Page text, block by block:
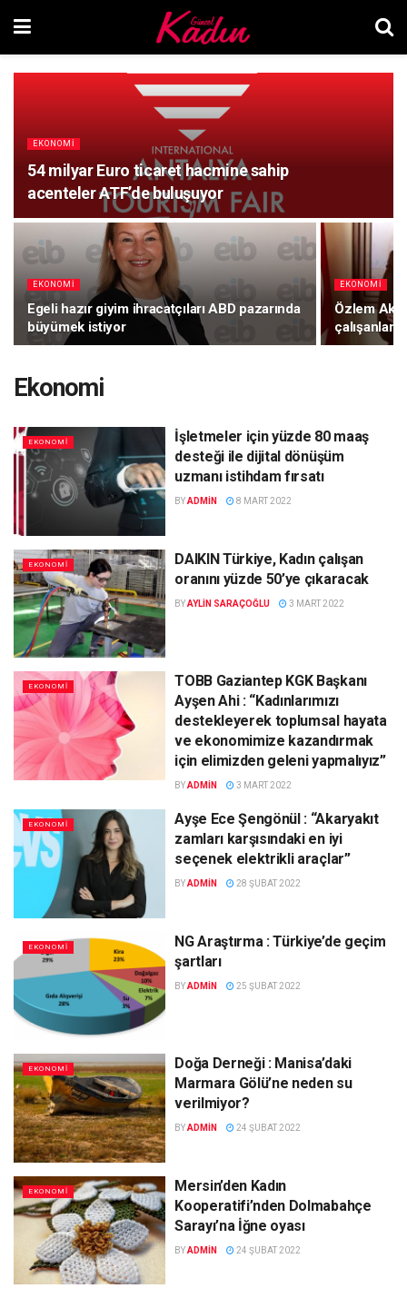
EKONOMI
54 milyar Euro ticaret hacmine sahip
acenteler ATF’de buluşuyor
EKONOMI
Egeli hazır giyim ihracatçıları ABD pazarında
büyümek istiyor
EKONOMI
Özlem
Ekonomi
EKONOMI
İşletmeler için yüzde 80 maaş
desteği ile dijital dönüşüm
uzmanı istihdam fırsatı
BYADMIN 8 MART 2022
EKONOMI
DAIKIN Türkiye, Kadın çalışan
oranını yüzde 50’ye çıkaracak
BYAYLIN SARAÇOĞLU 3 MART 2022
EKONOMI
TOBB Gaziantep KGK Başkanı
Ayşen Ahi : “Kadınlarımızı
destekleyerek toplumsal hayata
ve ekonomimize kazandırmak
için elimizden geleni yapmalıyız”
BYADMIN 3 MART 2022
EKONOMI
Ayşe Ece Şengönül : “Akaryakıt
zamları karşısındaki en iyi
seçenek elektrikli araçlar”
BYADMIN 28 ŞUBAT 2022
EKONOMI
NG Araştırma : Türkiye’de geçim
şartları
BYADMIN 25 ŞUBAT 2022
EKONOMI
Doğa Derneği : Manisa’daki
Marmara Gölü’ne neden su
verilmiyor?
BYADMIN 24 ŞUBAT 2022
EKONOMI
Mersin’den Kadın
Kooperatifi’nden Dolmabahçe
Sarayı’na İğne oyası
BYADMIN 24 ŞUBAT 2022